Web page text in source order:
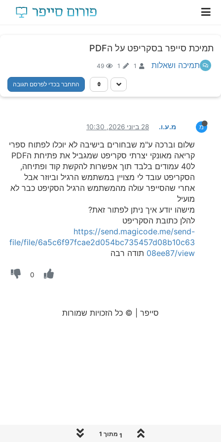
תמיכת סייפר בסקריפט על הPDF
תמיכה ושאלות 1
1
49
התחבר בכדי לפרסם תגובה
מ מ.ע.ו. 28 ביוני 2026, 10:30
שלום וברכה ע"מ שבחורים בישיבה לא יוכלו לפתוח ספרי
קריאה מאונקי יצרתי סקריפט שמגביל את פתיחת הPDF
ל40 עמודים בלבד תוך אפשרות להקשת קוד ופתיחה,
הסקריפט עובד לי מצויין במשתמש הרגיל וביוזר אבל
אחרי שהסייפר עולה מהמשתמש הרגיל הסקיפט כבר לא
מועיל
מישהו יודע איך ניתן לפתור זאת?
להלן כתובת הסקריפט
https://send.magicode.me/send-
file/file/6a5c6f97fcae2d054bc735457d08b10c63
08ee87/view תודה רבה
0
1 מתוך 1
סייפר | © כל הזכויות שמורות